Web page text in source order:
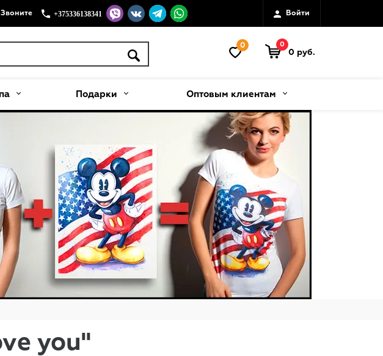
Звоните +375336138341 Войти
0 0
0 руб.
Подарки Оптовым клиентам
you"